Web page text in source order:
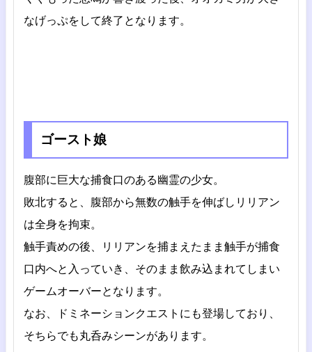
なげっぷをして終了となります。
ゴースト娘
腹部に巨大な捕食口のある幽霊の少女。
敗北すると、腹部から無数の触手を伸ばしリリアン
は全身を拘束。
触手責めの後、リリアンを捕まえたまま触手が捕食
口内へと入っていき、そのまま飲み込まれてしまい
ゲームオーバーとなります。
なお、ドミネーションクエストにも登場しており、
そちらでも丸呑みシーンがあります。